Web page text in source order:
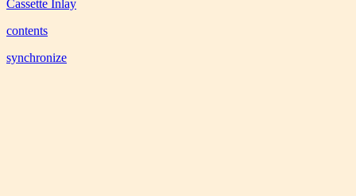
Cassette Inlay
contents
synchronize